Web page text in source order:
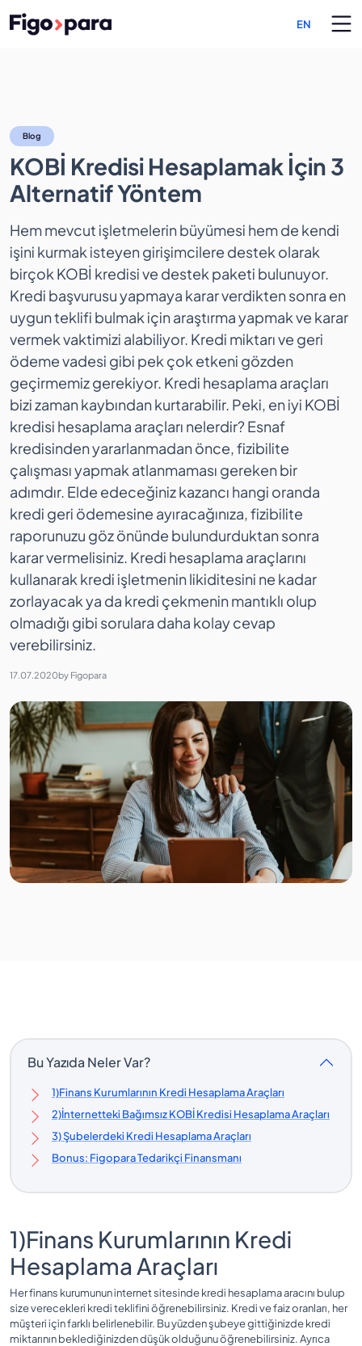
EN
Blog
KOBİ Kredisi Hesaplamak İçin 3
Alternatif Yöntem
Hem mevcut işletmelerin büyümesi hem de kendi
işini kurmak isteyen girişimcilere destek olarak
birçok KOBİ kredisi ve destek paketi bulunuyor.
Kredi başvurusu yapmaya karar verdikten sonra en
uygun teklifi bulmak için araştırma yapmak ve karar
vermek vaktimizi alabiliyor. Kredi miktarı ve geri
ödeme vadesi gibi pek çok etkeni gözden
geçirmemiz gerekiyor. Kredi hesaplama araçları
bizi zaman kaybından kurtarabilir. Peki, en iyi KOBİ
kredisi hesaplama araçları nelerdir? Esnaf
kredisinden yararlanmadan önce, fizibilite
çalışması yapmak atlanmaması gereken bir
adımdır. Elde edeceğiniz kazancı hangi oranda
kredi geri ödemesine ayıracağınıza, fizibilite
raporunuzu göz önünde bulundurduktan sonra
karar vermelisiniz. Kredi hesaplama araçlarını
kullanarak kredi işletmenin likiditesini ne kadar
zorlayacak ya da kredi çekmenin mantıklı olup
olmadığı gibi sorulara daha kolay cevap
verebilirsiniz.
17.07.2020by Figopara
Bu Yazıda Neler Var?
1)Finans Kurumlarının Kredi Hesaplama Araçları
2)İnternetteki Bağımsız KOBİ Kredisi Hesaplama Araçları
3) Şubelerdeki Kredi Hesaplama Araçları
Bonus: Figopara Tedarikçi Finansmanı
1)Finans Kurumlarının Kredi
Hesaplama Araçları
Her finans kurumunun internet sitesinde kredi hesaplama aracını bulup
size verecekleri kredi teklifini öğrenebilirsiniz. Kredi ve faiz oranları, her
müşteri için farklı belirlenebilir. Bu yüzden şubeye gittiğinizde kredi
miktarının beklediğinizden düşük olduğunu öğrenebilirsiniz. Ayrıca